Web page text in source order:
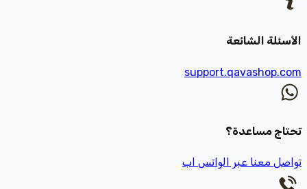
الأسئلة الشائعة
support.qavashop.com
تحتاج مساعدة؟
تواصل معنا عبر الواتس اب